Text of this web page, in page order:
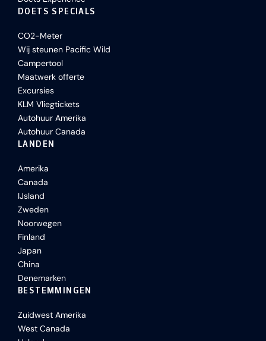
DOETS SPECIALS
CO2-Meter
Wij steunen Pacific Wild
Campertool
Maatwerk offerte
Excursies
KLM Vliegtickets
Autohuur Amerika
Autohuur Canada
LANDEN
Amerika
Canada
IJsland
Zweden
Noorwegen
Finland
Japan
China
Denemarken
BESTEMMINGEN
Zuidwest Amerika
West Canada